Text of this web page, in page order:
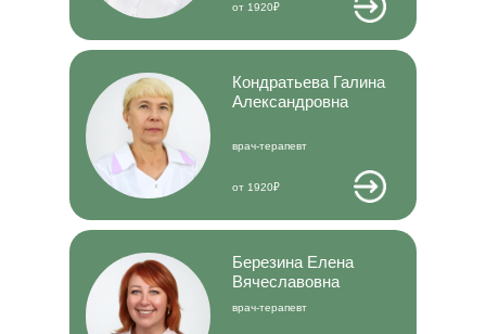
от 1920₽
Кондратьева Галина
Александровна
врач-терапевт
от 1920₽
Березина Елена
Вячеславовна
врач-терапевт